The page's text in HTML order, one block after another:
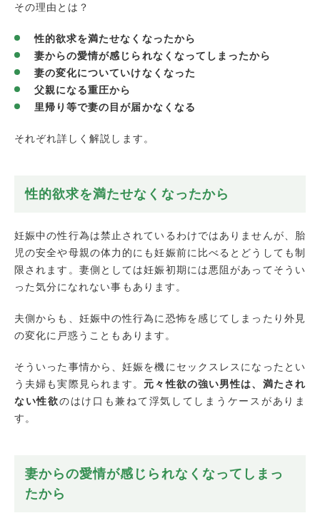
その理由とは？
性的欲求を満たせなくなったから
妻からの愛情が感じられなくなってしまったから
妻の変化についていけなくなった
父親になる重圧から
里帰り等で妻の目が届かなくなる
それぞれ詳しく解説します。
性的欲求を満たせなくなったから
妊娠中の性行為は禁止されているわけではありませんが、胎
児の安全や母親の体力的にも妊娠前に比べるとどうしても制
限されます。妻側としては妊娠初期には悪阻があってそうい
った気分になれない事もあります。
夫側からも、妊娠中の性行為に恐怖を感じてしまったり外見
の変化に戸惑うこともあります。
そういった事情から、妊娠を機にセックスレスになったとい
う夫婦も実際見られます。 元々性欲の強い男性は、満たされ
ない性欲のはけ口も兼ねて浮気してしまうケースがありま
す。
妻からの愛情が感じられなくなってしまっ
たから